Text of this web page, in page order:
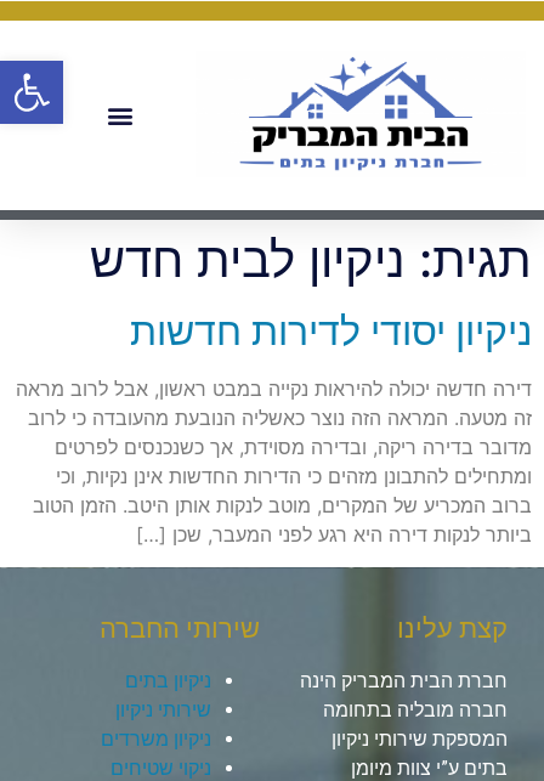
תגית: ניקיון לבית חדש
ניקיון יסודי לדירות חדשות
דירה חדשה יכולה להיראות נקייה במבט ראשון, אבל לרוב מראה
זה מטעה. המראה הזה נוצר כאשליה הנובעת מהעובדה כי לרוב
מדובר בדירה ריקה, ובדירה מסוידת, אך כשנכנסים לפרטים
ומתחילים להתבונן מזהים כי הדירות החדשות אינן נקיות, וכי
ברוב המכריע של המקרים, מוטב לנקות אותן היטב. הזמן הטוב
ביותר לנקות דירה היא רגע לפני המעבר, שכן […]
קצת עלינו
חברת הבית המבריק הינה
חברה מובליה בתחומה
המספקת שירותי ניקיון
בתים ע”י צוות מיומן
שירותי החברה
ניקיון בתים
שירותי ניקיון
ניקיון משרדים
ניקוי שטיחים